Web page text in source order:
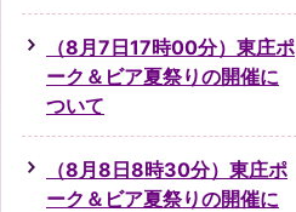
（8月7日17時00分）東庄ポ
ーク＆ビア夏祭りの開催に
ついて
（8月8日8時30分）東庄ポ
ーク＆ビア夏祭りの開催に